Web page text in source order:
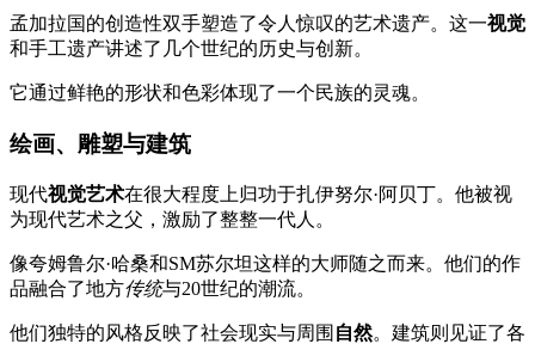
孟加拉国的创造性双手塑造了令人惊叹的艺术遗产。这一视觉
和手工遗产讲述了几个世纪的历史与创新。
它通过鲜艳的形状和色彩体现了一个民族的灵魂。
绘画、雕塑与建筑
现代视觉艺术在很大程度上归功于扎伊努尔·阿贝丁。他被视
为现代艺术之父，激励了整整一代人。
像夸姆鲁尔·哈桑和SM苏尔坦这样的大师随之而来。他们的作
品融合了地方传统与20世纪的潮流。
他们独特的风格反映了社会现实与周围 自然。建筑则见证了各